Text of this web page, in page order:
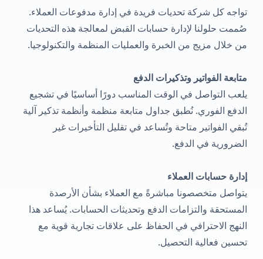
تواجه كل شركة تحديات فريدة في إدارة مدفوعات العملاء.
صُممت حلولنا لإدارة حسابات القبض لمعالجة هذه التحديات
من خلال مزيج من الخبرة والعمليات المنظمة والتكنولوجيا.
متابعة الفواتير وتذكيرات الدفع
يلعب التواصل في الوقت المناسب دورًا أساسيًا في تشجيع
الدفع الفوري. نُطبق جداول متابعة منظمة وأنظمة تذكير آلية
تُبقي الفواتير متاحة وتُساعد في تقليل التأخيرات غير
الضرورية في الدفع.
إدارة حسابات العملاء
يتواصل متخصصونا مباشرةً مع العملاء بشأن الأرصدة
المستحقة والتزامات الدفع وتحديثات الحسابات. يُساعد هذا
النهج الاحترافي في الحفاظ على علاقات تجارية قوية مع
تحسين فعالية التحصيل.